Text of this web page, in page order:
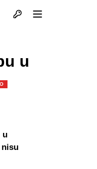
Otvori profil
u
u